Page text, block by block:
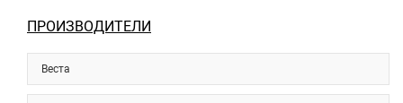
ПРОИЗВОДИТЕЛИ
Веста